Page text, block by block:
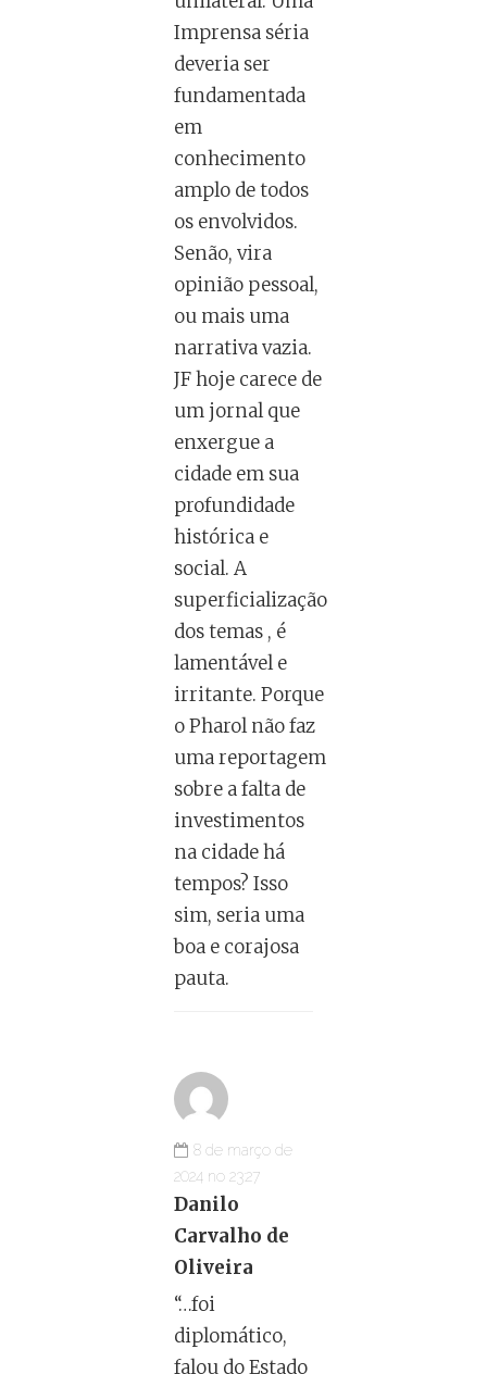
Imprensa séria
deveria ser
fundamentada
em
conhecimento
amplo de todos
os envolvidos.
Senão, vira
opinião pessoal,
ou mais uma
narrativa vazia.
JF hoje carece de
um jornal que
enxergue a
cidade em sua
profundidade
histórica e
social. A
superficialização
dos temas , é
lamentável e
irritante. Porque
o Pharol não faz
uma reportagem
sobre a falta de
investimentos
na cidade há
tempos? Isso
sim, seria uma
boa e corajosa
pauta.
8 de março de
2024 no 23:27
Danilo
Carvalho de
Oliveira
“…foi
diplomático,
falou do Estado